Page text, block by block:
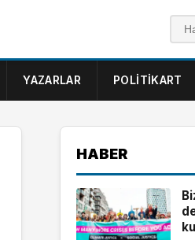
YAZARLAR POLITIKART
HABER